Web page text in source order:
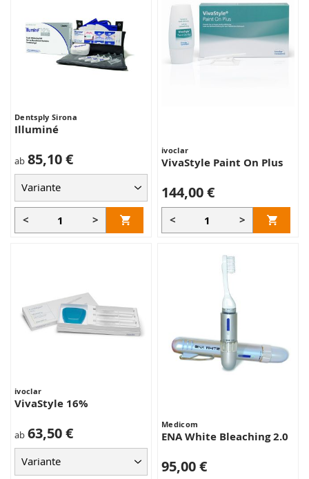
Dentsply Sirona
Illuminé
ab 85,10 €
< >
ivoclar
VivaStyle Paint On Plus
144,00 €
< >
ivoclar
VivaStyle 16%
ab 63,50 € Medicom
ENA White Bleaching 2.0
95,00 €